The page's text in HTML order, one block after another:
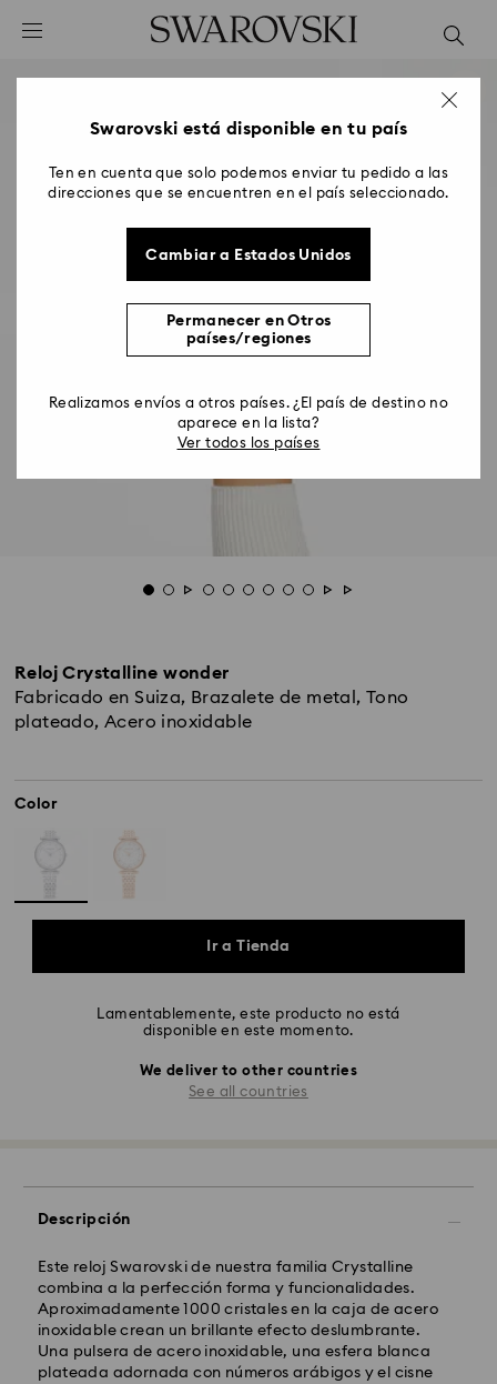
Accesskeys list
2 - Footer
Reloj Crystalline wonder
Fabricado en Suiza, Brazalete de metal, Tono
plateado, Acero inoxidable
Color
Ir a Tienda
Lamentablemente, este producto no está
disponible en este momento.
We deliver to other countries
See all countries
Descripción
Este reloj Swarovski de nuestra familia Crystalline
combina a la perfección forma y funcionalidades.
Aproximadamente 1000 cristales en la caja de acero
inoxidable crean un brillante efecto deslumbrante.
Una pulsera de acero inoxidable, una esfera blanca
plateada adornada con números arábigos y el cisne
Swarovski está disponible en tu país
Ten en cuenta que solo podemos enviar tu pedido a las
direcciones que se encuentren en el país seleccionado.
Cambiar a Estados Unidos
Permanecer en Otros
países/regiones
Realizamos envíos a otros países. ¿El país de destino no
aparece en la lista?
Ver todos los países